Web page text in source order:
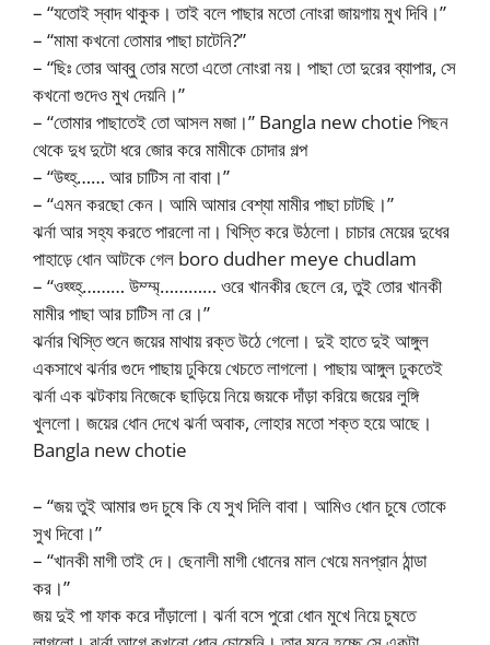
– “যতোই স্বাদ থাকুক। তাই বলে পাছার মতো নোংরা জায়গায় মুখ দিবি।”
– “মামা কখনো তোমার পাছা চাটেনি?”
– “ছিঃ তোর আব্বু তোর মতো এতো নোংরা নয়। পাছা তো দুরের ব্যাপার, সে
কখনো গুদেও মুখ দেয়নি।”
– “তোমার পাছাতেই তো আসল মজা।” Bangla new chotie পিছন
থেকে দুধ দুটো ধরে জোর করে মামীকে চোদার গল্প
– “উহ্হ্…… আর চাটিস না বাবা।”
– “এমন করছো কেন। আমি আমার বেশ্যা মামীর পাছা চাটছি।”
ঝর্না আর সহ্য করতে পারলো না। খিস্তি করে উঠলো। চাচার মেয়ের দুধের
পাহাড়ে ধোন আটকে গেল boro dudher meye chudlam
– “ওহ্হ্হ্……… উম্ম্ম্………… ওরে খানকীর ছেলে রে, তুই তোর খানকী
মামীর পাছা আর চাটিস না রে।”
ঝর্নার খিস্তি শুনে জয়ের মাথায় রক্ত উঠে গেলো। দুই হাতে দুই আঙ্গুল
একসাথে ঝর্নার গুদে পাছায় ঢুকিয়ে খেচতে লাগলো। পাছায় আঙ্গুল ঢুকতেই
ঝর্না এক ঝটকায় নিজেকে ছাড়িয়ে নিয়ে জয়কে দাঁড়া করিয়ে জয়ের লুঙ্গি
খুললো। জয়ের ধোন দেখে ঝর্না অবাক, লোহার মতো শক্ত হয়ে আছে।
Bangla new chotie
– “জয় তুই আমার গুদ চুষে কি যে সুখ দিলি বাবা। আমিও ধোন চুষে তোকে
সুখ দিবো।”
– “খানকী মাগী তাই দে। ছেনালী মাগী ধোনের মাল খেয়ে মনপ্রান ঠান্ডা
কর।”
জয় দুই পা ফাক করে দাঁড়ালো। ঝর্না বসে পুরো ধোন মুখে নিয়ে চুষতে